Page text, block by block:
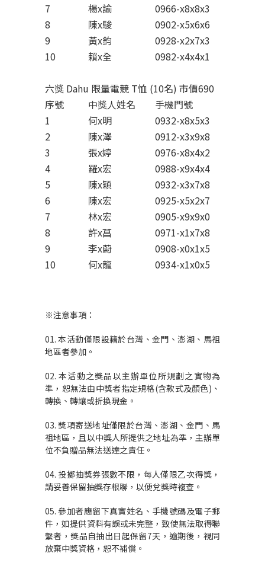
7
楊x諭
0966-x8x8x3
8
陳x駿
0902-x5x6x6
9
黃x鈞
0928-x2x7x3
10
賴x全 0982-x4x4x1
六獎 Dahu 限量電競 T恤 (10名) 市價690
序號
中獎人姓名
手機門號
1
何x明
0932-x8x5x3
2
陳x澤
0912-x3x9x8
3
張x婷
0976-x8x4x2
4
羅x宏
0988-x9x4x4
5
陳x穎
0932-x3x7x8
6
陳x宏
0925-x5x2x7
7
林x宏
0905-x9x9x0
8
許x菖
0971-x1x7x8
9
李x蔚
0908-x0x1x5
10
何x龍 0934-x1x0x5
※注意事項：
01. 本活動僅限設籍於台灣、金門、澎湖、馬祖
地區者參加。
02. 本活動之獎品以主辦單位所規劃之實物為
準，恕無法由中獎者指定規格(含款式及顏色)、
轉換、轉讓或折換現金。
03. 獎項寄送地址僅限於台灣、澎湖、金門、馬
祖地區，且以中獎人所提供之地址為準，主辦單
位不負贈品無法送達之責任。
04. 投擲抽獎券張數不限，每人僅限乙次得獎，
請妥善保留抽獎存根聯，以便兌獎時複查。
05. 參加者應留下真實姓名、手機號碼及電子郵
件，如提供資料有誤或未完整，致使無法取得聯
繫者，獎品自抽出日起保留7天，逾期後，視同
放棄中獎資格，恕不補償。